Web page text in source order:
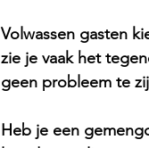
Volwassen gasten
zie je vaak het
geen probleem te
Heb je een